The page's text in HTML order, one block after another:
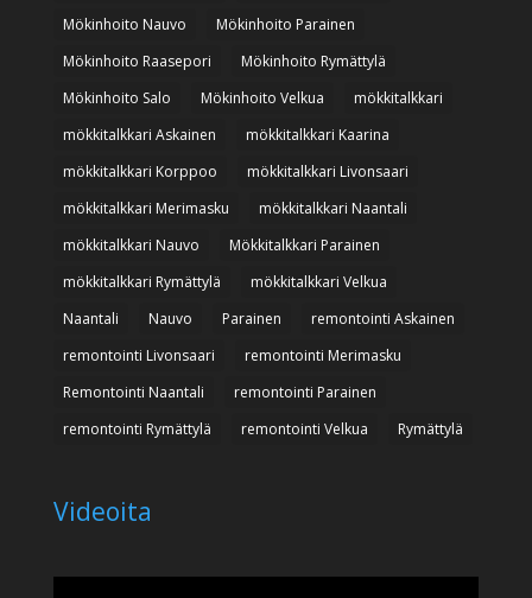
Mökinhoito Nauvo
Mökinhoito Parainen
Mökinhoito Raasepori
Mökinhoito Rymättylä
Mökinhoito Salo
Mökinhoito Velkua
mökkitalkkari
mökkitalkkari Askainen
mökkitalkkari Kaarina
mökkitalkkari Korppoo
mökkitalkkari Livonsaari
mökkitalkkari Merimasku
mökkitalkkari Naantali
mökkitalkkari Nauvo
Mökkitalkkari Parainen
mökkitalkkari Rymättylä
mökkitalkkari Velkua
Naantali
Nauvo Parainen
remontointi Askainen
remontointi Livonsaari
remontointi Merimasku
Remontointi Naantali
remontointi Parainen
remontointi Rymättylä
remontointi Velkua Rymättylä
Videoita